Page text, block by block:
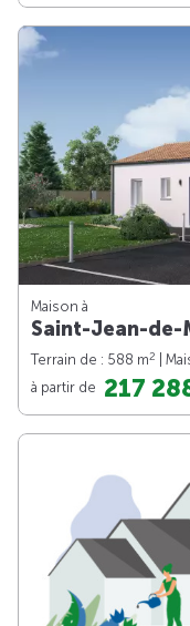
Maison à
Saint-Jean-de-
Terrain de : 588 m2 |
à partir de 217